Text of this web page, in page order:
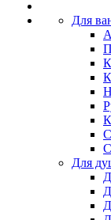
Для
Для